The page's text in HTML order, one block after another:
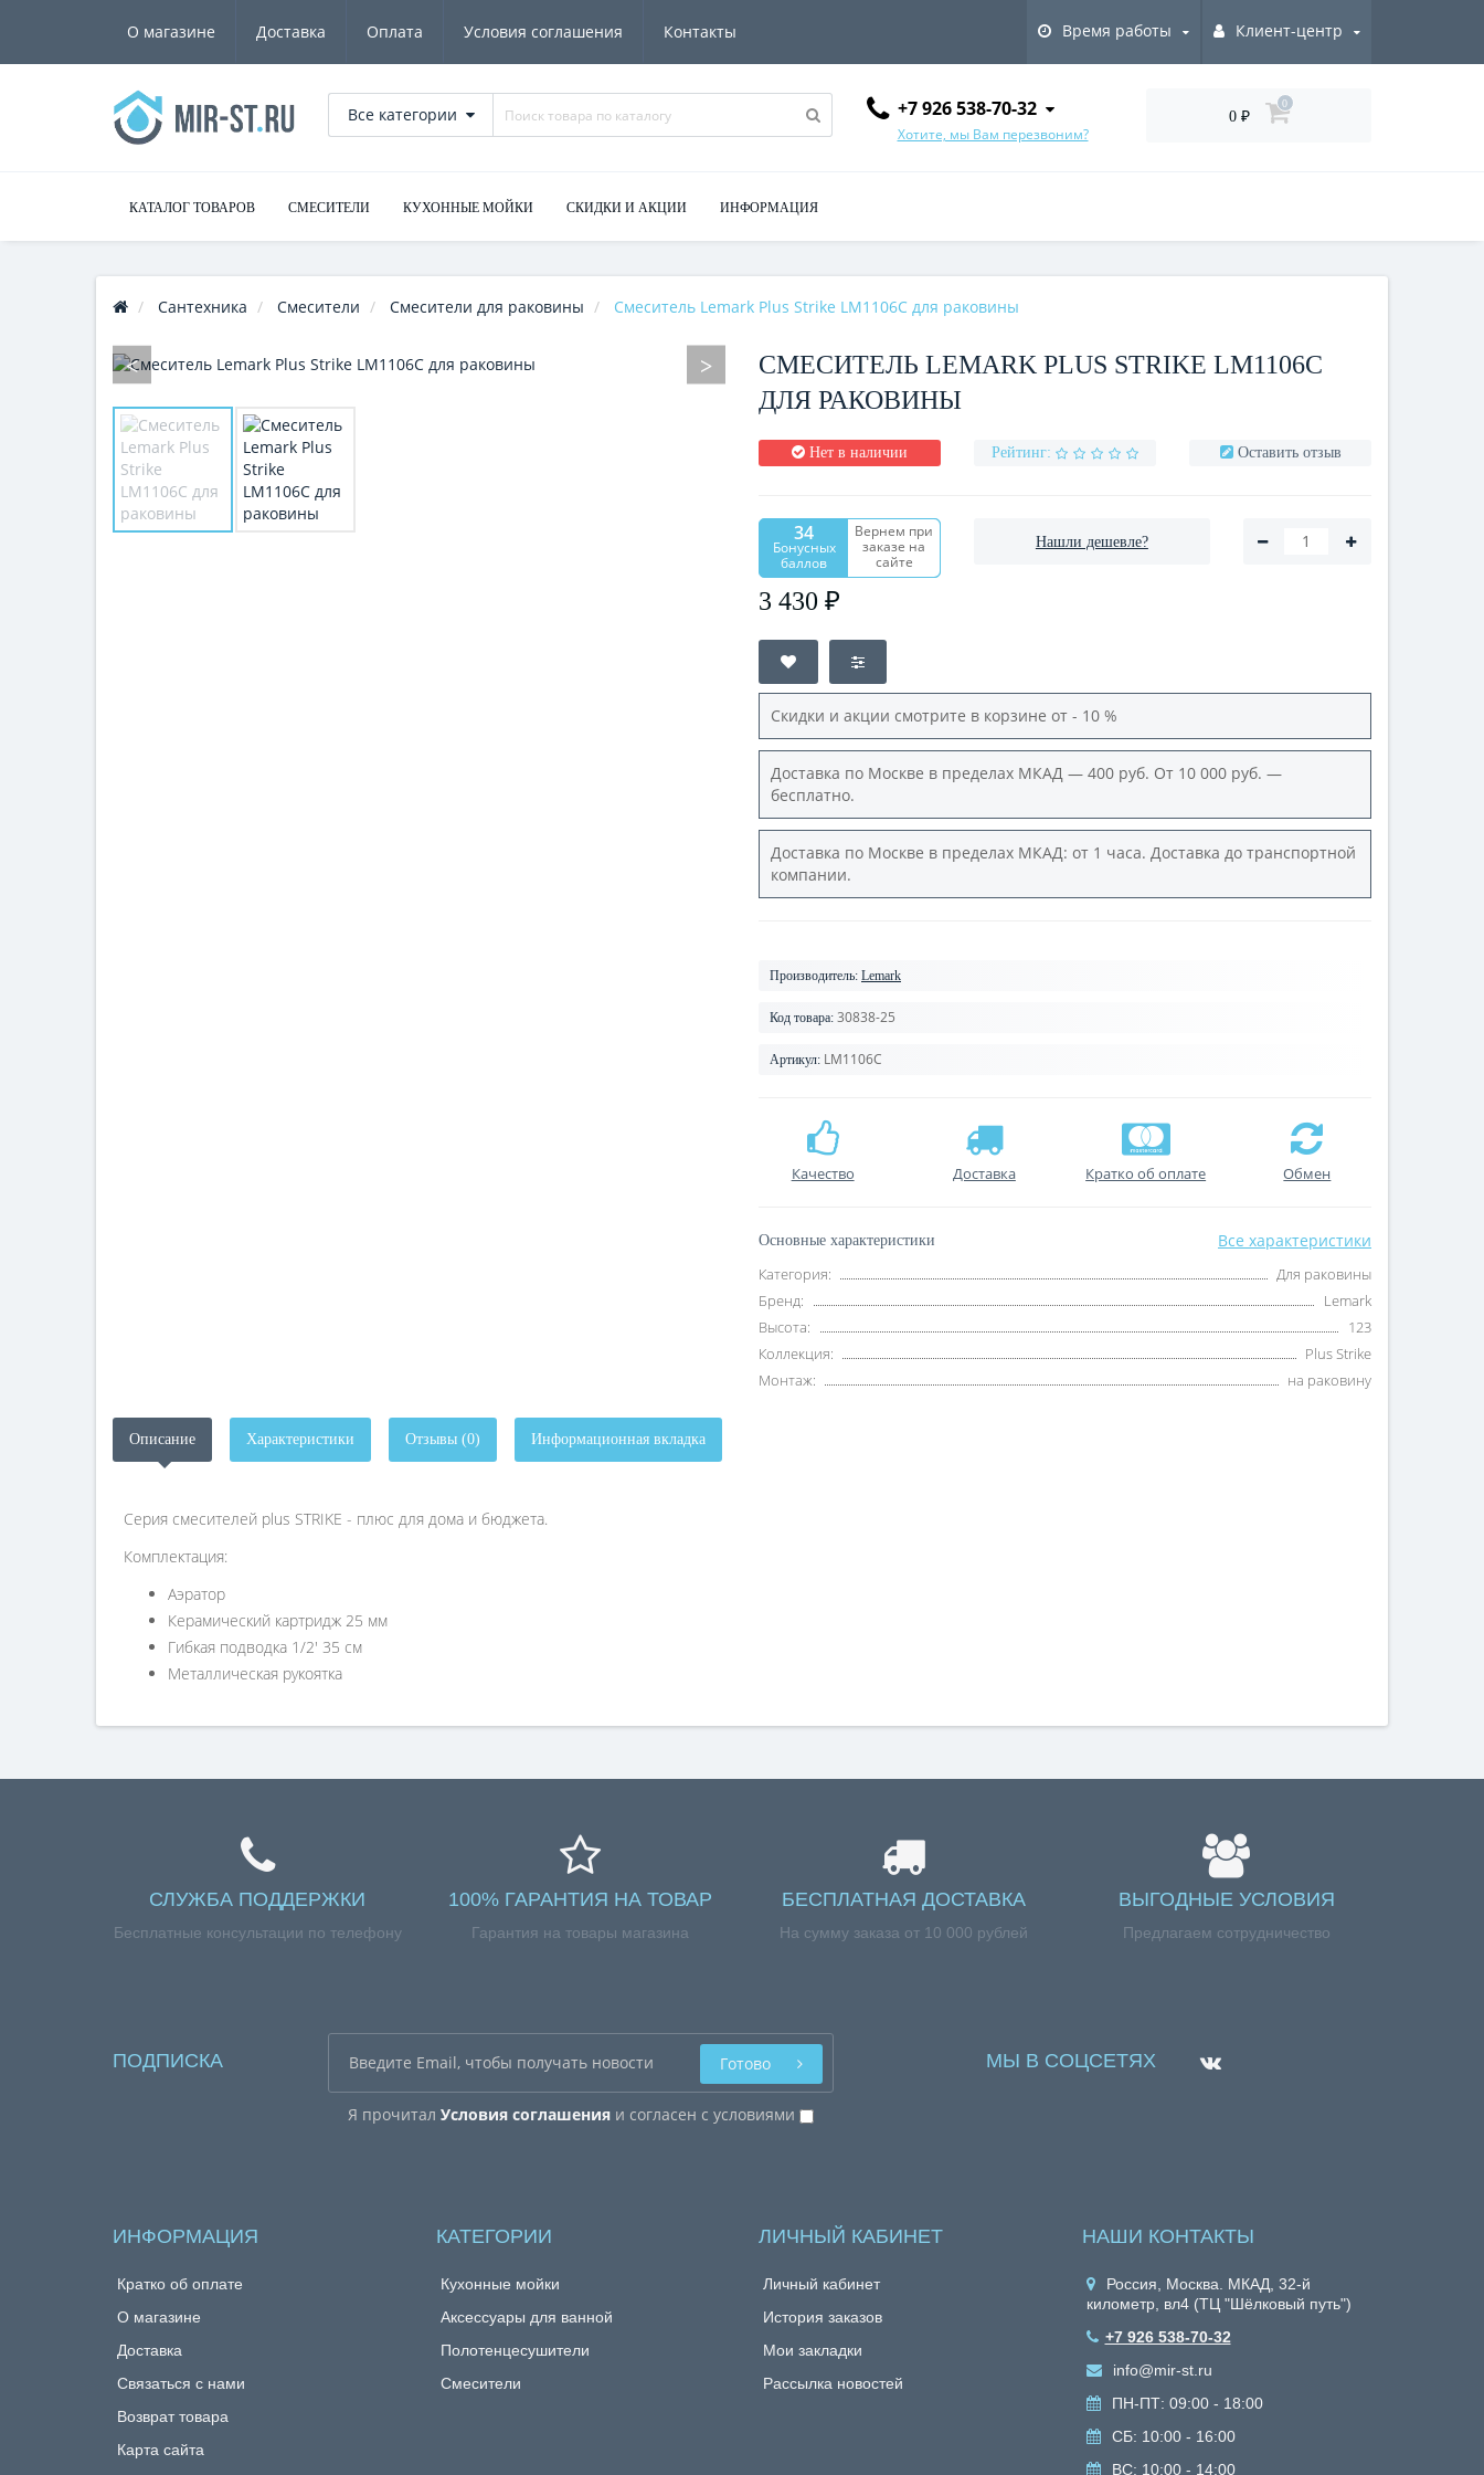
О магазине Доставка Оплата Условия соглашения Контакты Время работы Клиент-центр
Все категории +7 926 538-70-32
Хотите, мы Вам перезвоним?
0 ₽
0
КАТАЛОГ ТОВАРОВ СМЕСИТЕЛИ КУХОННЫЕ МОЙКИ СКИДКИ И АКЦИИ ИНФОРМАЦИЯ
Сантехника Смесители Смесители для раковины Смеситель Lemark Plus Strike LM1106C для раковины
СМЕСИТЕЛЬ LEMARK PLUS STRIKE LM1106C
ДЛЯ РАКОВИНЫ
Нет в наличии Рейтинг: Оставить отзыв
34
Бонусных
баллов
Вернем при
заказе на
сайте
3 430 ₽
Нашли дешевле?
Скидки и акции смотрите в корзине от - 10 %
Доставка по Москве в пределах МКАД — 400 руб. От 10 000 руб. —
бесплатно.
Доставка по Москве в пределах МКАД: от 1 часа. Доставка до транспортной
компании.
Производитель: Lemark
Код товара: 30838-25
Артикул: LM1106C
Качество Доставка Кратко об оплате Обмен
Основные характеристики Все характеристики
Категория:
Для раковины
Бренд:
Lemark
Высота:
123
Коллекция:
Plus Strike
Монтаж:
на раковину
Описание Характеристики Отзывы (0) Информационная вкладка
Серия смесителей plus STRIKE - плюс для дома и бюджета.
Комплектация:
Аэратор
Керамический картридж 25 мм
Гибкая подводка 1/2' 35 см
Металлическая рукоятка
СЛУЖБА ПОДДЕРЖКИ
Бесплатные консультации по телефону
100% ГАРАНТИЯ НА ТОВАР
Гарантия на товары магазина
БЕСПЛАТНАЯ ДОСТАВКА
На сумму заказа от 10 000 рублей
ВЫГОДНЫЕ УСЛОВИЯ
Предлагаем сотрудничество
ПОДПИСКА
Я прочитал Условия соглашенияи согласен с условиями
Готово МЫ В СОЦСЕТЯХ
ИНФОРМАЦИЯ
Кратко об оплате
О магазине
Доставка
Связаться с нами
Возврат товара
Карта сайта
КАТЕГОРИИ
Кухонные мойки
Аксессуары для ванной
Полотенцесушители
Смесители
ЛИЧНЫЙ КАБИНЕТ
Личный кабинет
История заказов
Мои закладки
Рассылка новостей
НАШИ КОНТАКТЫ
Россия, Москва. МКАД, 32-й
километр, вл4 (ТЦ "Шёлковый путь")
+7 926 538-70-32
info@mir-st.ru
ПН-ПТ: 09:00 - 18:00
СБ: 10:00 - 16:00
ВС: 10:00 - 14:00